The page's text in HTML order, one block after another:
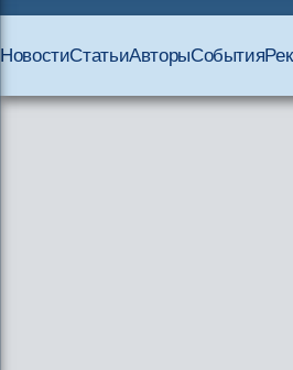
НовостиСтатьиАвторыСобытия